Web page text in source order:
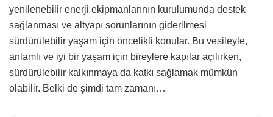
yenilenebilir enerji ekipmanlarının kurulumunda destek
sağlanması ve altyapı sorunlarının giderilmesi
sürdürülebilir yaşam için öncelikli ko­nular. Bu vesileyle,
anlamlı ve iyi bir yaşam için bireylere kapılar açılırken,
sürdürülebilir kalkınmaya da katkı sağlamak mümkün
olabilir. Belki de şimdi tam zamanı…